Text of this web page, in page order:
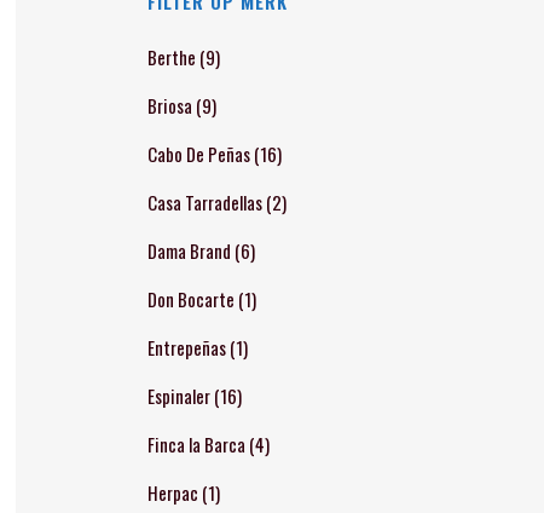
Berthe (9)
Briosa (9)
Cabo De Peñas(16)
Casa Tarradellas(2)
Dama Brand (6)
Don Bocarte (1)
Entrepeñas(1)
Espinaler(16)
Finca la Barca (4)
Herpac (1)